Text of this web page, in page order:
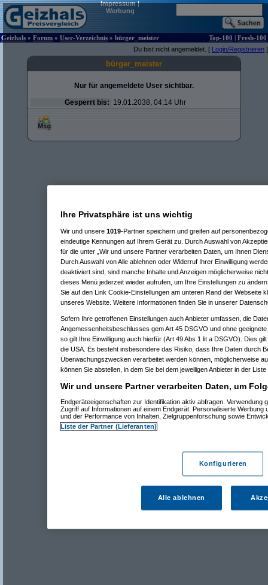
Impressum|
Werbung
Geizhals » Forum » User-Verzeichnis » bürger_meister Top-100 | Fresh-100
Du bist nicht angemeldet. [ Login/Registrieren ]
bürger_meister
Nur für angemeldete User sichtbar.
Gesperrt bis: 19.01.2038, 04:14 Uhr
Ihre Privatsphäre ist uns wichtig
Wir und unsere 1019-Partner speichern und greifen auf
eindeutige Kennungen auf Ihrem Gerät zu. Durch Auswahl von
für die unter „Wir und unsere Partner verarbeiten Daten, um Ihnen
Durch Auswahl von Alle ablehnen oder Widerruf Ihrer Einwilligung
deaktiviert sind, sind manche Inhalte und Anzeigen möglicherweise
dieses Menü jederzeit wieder aufrufen, um Ihre Einstellungen zu
Sie auf den Link Cookie-Einstellungen am unteren Rand der Webseite
unseres Website. Weitere Informationen finden Sie in unserer
Sofern Ihre getroffenen Einstellungen auch Anbieter umfassen, die
Angemessenheitsbeschlusses gem Art 45 DSGVO und ohne
so gilt Ihre Einwilligung auch hierfür (Art 49 Abs 1 lit a DSGVO). Dies
die USA. Es besteht insbesondere das Risiko, dass Ihre Daten durch
Überwachungszwecken verarbeitet werden können, möglicherweise
können Sie abstellen, in dem Sie bei dem jeweiligen Anbieter in der
Wir und unsere Partner verarbeiten Daten, um
Endgeräteeigenschaften zur Identifikation aktiv abfragen. Verwendung
Zugriff auf Informationen auf einem Endgerät. Personalisierte Werbung
und der Performance von Inhalten, Zielgruppenforschung sowie
Liste der Partner (Lieferanten)
Konfigurieren
Alle ablehnen